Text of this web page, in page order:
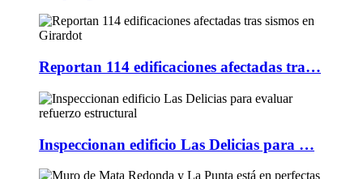
Reportan 114 edificaciones afectadas tra…
Inspeccionan edificio Las Delicias para …